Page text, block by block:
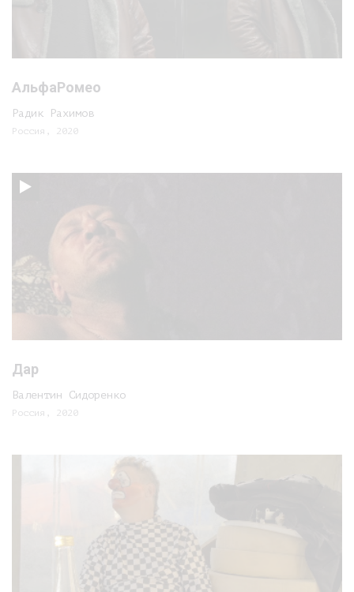
АльфаРомео
Радик Рахимов
Россия, 2020
Дар
Валентин Сидоренко
Россия, 2020